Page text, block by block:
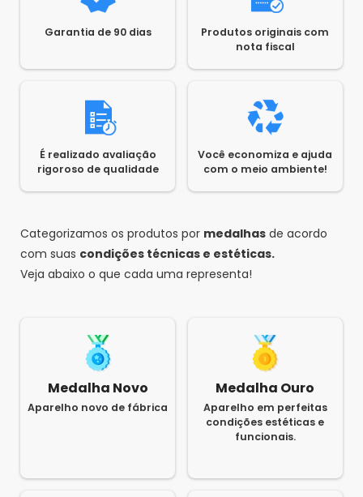
Infelizmente não temos.
Jose •
consigo operar day trader
Saldão da Informática• 2 anos atrás• 0
Bom dia José,
1 2 3
Garantia de 90 dias
Produtos originais com
nota fiscal
É realizado avaliação
rigoroso de qualidade
Você economiza e ajuda
com o meio ambiente!
Categorizamos os produtos por medalhas de acordo
com suas condições técnicas e estéticas.
Veja abaixo o que cada uma representa!
Medalha Novo
Aparelho novo de fábrica
Medalha Ouro
Aparelho em perfeitas
condições estéticas e
funcionais.